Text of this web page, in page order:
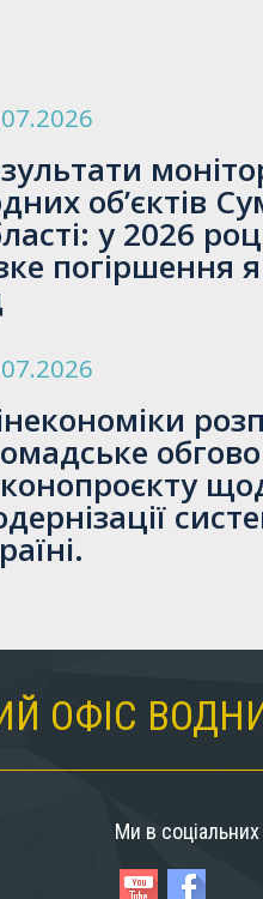
об’єктів
у 2026
погіршення
ОФІС
Ми в